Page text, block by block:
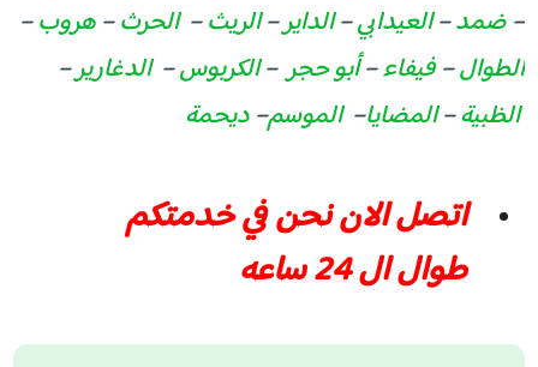
–ضمد–العيدابي–الداير–الريث– الحرث–هروب–
الطوال–فيفاء–أبو حجر–الكربوس– الدغارير–
الظبية–المضايا– الموسم–ديحمة
اتصل الان نحن في خدمتكم
طوال ال 24 ساعه